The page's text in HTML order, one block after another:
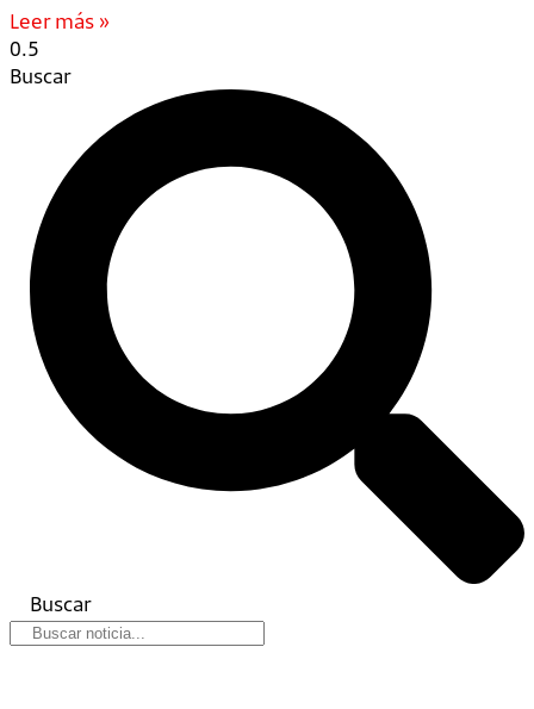
Leer más »
Buscar
Buscar